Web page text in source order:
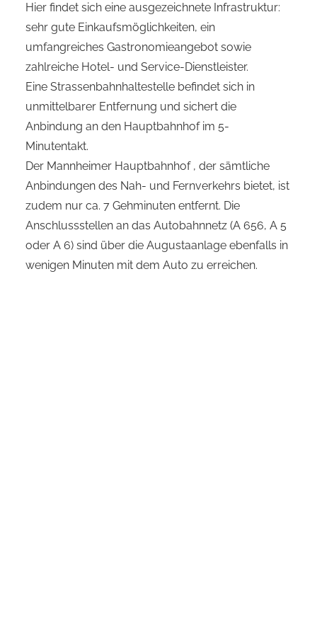
Hier findet sich eine ausgezeichnete Infrastruktur:
sehr gute Einkaufsmöglichkeiten, ein
umfangreiches Gastronomieangebot sowie
zahlreiche Hotel- und Service-Dienstleister.
Eine Strassenbahnhaltestelle befindet sich in
unmittelbarer Entfernung und sichert die
Anbindung an den Hauptbahnhof im 5-
Minutentakt.
Der Mannheimer Hauptbahnhof , der sämtliche
Anbindungen des Nah- und Fernverkehrs bietet, ist
zudem nur ca. 7 Gehminuten entfernt. Die
Anschlussstellen an das Autobahnnetz (A 656, A 5
oder A 6) sind über die Augustaanlage ebenfalls in
wenigen Minuten mit dem Auto zu erreichen.